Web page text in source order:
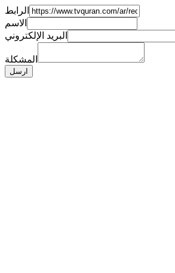
الرابط
الاسم
البريد الإلكتروني
المشكلة
ارسل